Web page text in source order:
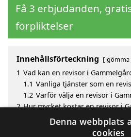
Få 3 erbjudanden,
förpliktelser
Innehållsförteckning gömma
1 Vad kan en revisor i
1.1 Vanliga tjänster som en
1.2 Varför välja en revisor i
2 Hur mycket kostar en revisor i
Fördelar med att välja revisor i
Sök efter en skicklig revisor i
Denna webbplats
cookies